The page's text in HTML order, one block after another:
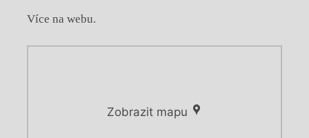
Více na webu.
Zobrazit mapu